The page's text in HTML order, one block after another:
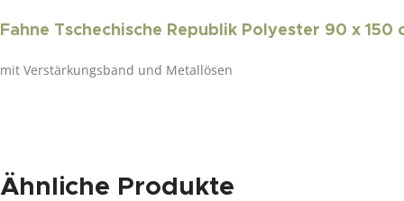
Fahne Tschechische Republik Polyester 90 x 150
mit Verstärkungsband und Metallösen
Ähnliche Produkte